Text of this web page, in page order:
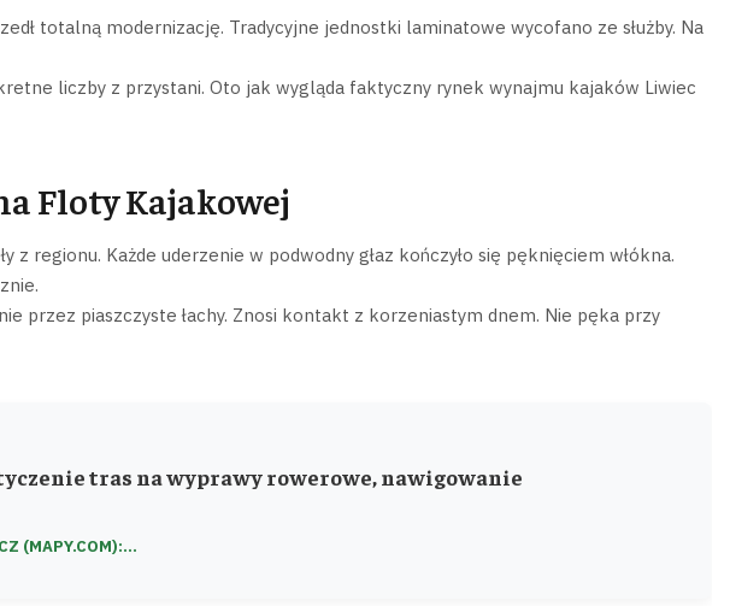
totalną modernizację. Tradycyjne jednostki laminatowe wycofano ze służby. Na
liczby z przystani. Oto jak wygląda faktyczny rynek wynajmu kajaków Liwiec
Floty Kajakowej
regionu. Każde uderzenie w podwodny głaz kończyło się pęknięciem włókna.
przez piaszczyste łachy. Znosi kontakt z korzeniastym dnem. Nie pęka przy
tyczenie tras na wyprawy rowerowe, nawigowanie
(MAPY.COM):...